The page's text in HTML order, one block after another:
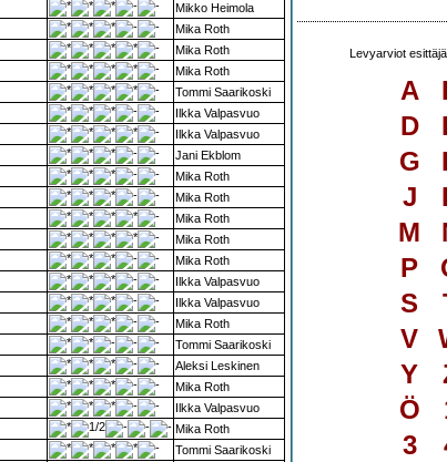
Mikko Heimola
Mika Roth
Mika Roth
Mika Roth
Tommi Saarikoski
Ilkka Valpasvuo
Ilkka Valpasvuo
Jani Ekblom
Mika Roth
Mika Roth
Mika Roth
Mika Roth
Mika Roth
Ilkka Valpasvuo
Ilkka Valpasvuo
Mika Roth
Tommi Saarikoski
Aleksi Leskinen
Mika Roth
Ilkka Valpasvuo
Mika Roth
Tommi Saarikoski
Levyarviot
A
D
G
J
M
P
S
V
Y
Ö
3